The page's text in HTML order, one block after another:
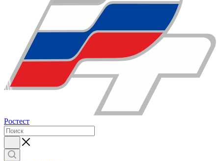
Ростест